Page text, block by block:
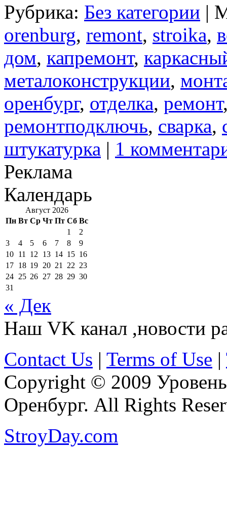
Рубрика: Без категории |
orenburg, remont, stroika,
дом, капремонт,
металоконструкции,
оренбург, отделка, ремонт
ремонтподключь, сварка,
штукатурка | 1
Реклама
Календарь
Август 2026
Пн Вт Ср Чт Пт Сб Вс
1
2
3
4 5 6 7 8
9
10 11 12 13 14 15 16
17 18 19 20 21 22 23
24 25 26 27 28 29 30
31
« Дек
Наш VK канал ,новости
Contact Us | Terms of Use |
Copyright © 2009
Оренбург. All Rights
StroyDay.com